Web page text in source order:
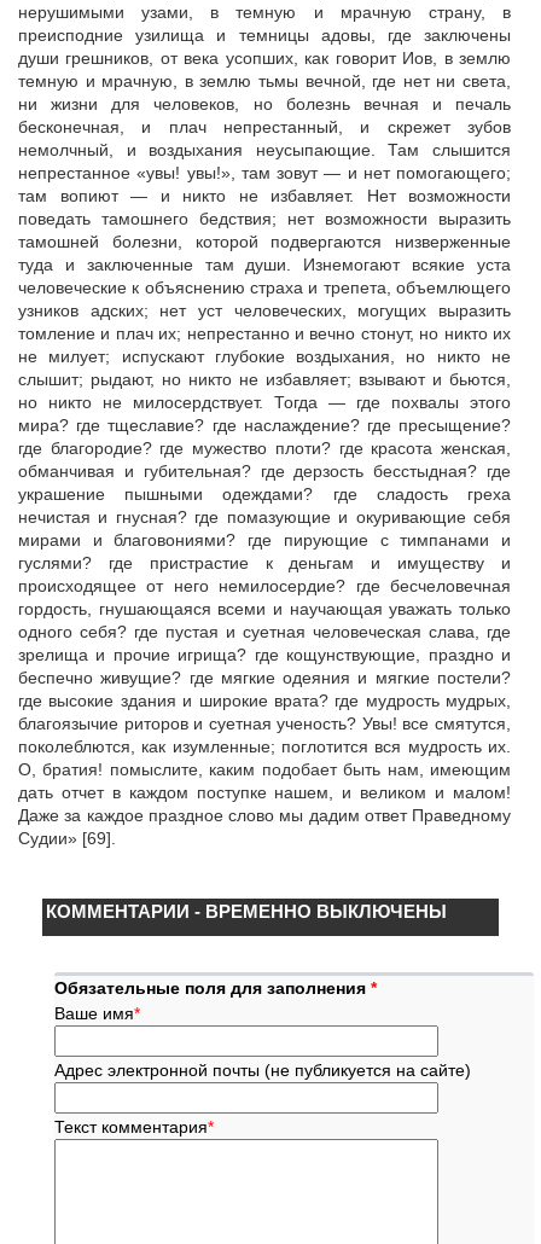
нерушимыми узами, в темную и мрачную страну, в
преисподние узилища и темницы адовы, где заключены
души грешников, от века усопших, как говорит Иов, в землю
темную и мрачную, в землю тьмы вечной, где нет ни света,
ни жизни для человеков, но болезнь вечная и печаль
бесконечная, и плач непрестанный, и скрежет зубов
немолчный, и воздыхания неусыпающие. Там слышится
непрестанное «увы! увы!», там зовут — и нет помогающего;
там вопиют — и никто не избавляет. Нет возможности
поведать тамошнего бедствия; нет возможности выразить
тамошней болезни, которой подвергаются низверженные
туда и заключенные там души. Изнемогают всякие уста
человеческие к объяснению страха и трепета, объемлющего
узников адских; нет уст человеческих, могущих выразить
томление и плач их; непрестанно и вечно стонут, но никто их
не милует; испускают глубокие воздыхания, но никто не
слышит; рыдают, но никто не избавляет; взывают и бьются,
но никто не милосердствует. Тогда — где похвалы этого
мира? где тщеславие? где наслаждение? где пресыщение?
где благородие? где мужество плоти? где красота женская,
обманчивая и губительная? где дерзость бесстыдная? где
украшение пышными одеждами? где сладость греха
нечистая и гнусная? где помазующие и окуривающие себя
мирами и благовониями? где пирующие с тимпанами и
гуслями? где пристрастие к деньгам и имуществу и
происходящее от него немилосердие? где бесчеловечная
гордость, гнушающаяся всеми и научающая уважать только
одного себя? где пустая и суетная человеческая слава, где
зрелища и прочие игрища? где кощунствующие, праздно и
беспечно живущие? где мягкие одеяния и мягкие постели?
где высокие здания и широкие врата? где мудрость мудрых,
благоязычие риторов и суетная ученость? Увы! все смятутся,
поколеблются, как изумленные; поглотится вся мудрость их.
О, братия! помыслите, каким подобает быть нам, имеющим
дать отчет в каждом поступке нашем, и великом и малом!
Даже за каждое праздное слово мы дадим ответ Праведному
Судии» [69].
КОММЕНТАРИИ - ВРЕМЕННО ВЫКЛЮЧЕНЫ
Обязательные поля для заполнения *
Ваше имя*
Адрес электронной почты (не публикуется на сайте)
Текст комментария*